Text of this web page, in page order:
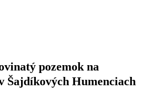
pozemok na
Šajdíkových Humenciach